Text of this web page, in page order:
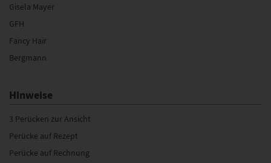
Gisela Mayer
GFH
Fancy Hair
Bergmann
Hinweise
3 Perücken zur Ansicht
Perücke auf Rezept
Perücke auf Rechnung